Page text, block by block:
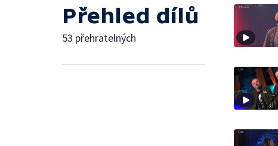
Přehled dílů
53 přehratelných